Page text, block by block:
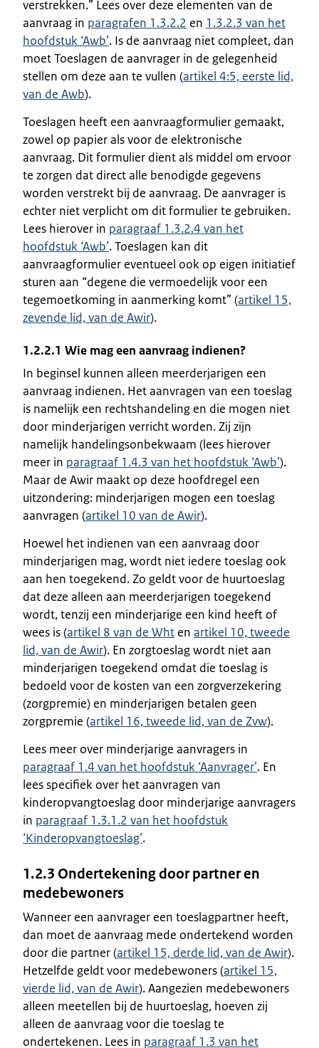
verstrekken.” Lees over deze elementen van de
aanvraag in paragrafen 1.3.2.2 en 1.3.2.3 van het
hoofdstuk ‘Awb’. Is de aanvraag niet compleet, dan
moet Toeslagen de aanvrager in de gelegenheid
stellen om deze aan te vullen (artikel 4:5, eerste lid,
van de Awb).
Toeslagen heeft een aanvraagformulier gemaakt,
zowel op papier als voor de elektronische
aanvraag. Dit formulier dient als middel om ervoor
te zorgen dat direct alle benodigde gegevens
worden verstrekt bij de aanvraag. De aanvrager is
echter niet verplicht om dit formulier te gebruiken.
Lees hierover in paragraaf 1.3.2.4 van het
hoofdstuk ‘Awb’. Toeslagen kan dit
aanvraagformulier eventueel ook op eigen initiatief
sturen aan “degene die vermoedelijk voor een
tegemoetkoming in aanmerking komt” (artikel 15,
zevende lid, van de Awir).
1.2.2.1 Wie mag een aanvraag indienen?
In beginsel kunnen alleen meerderjarigen een
aanvraag indienen. Het aanvragen van een toeslag
is namelijk een rechtshandeling en die mogen niet
door minderjarigen verricht worden. Zij zijn
namelijk handelingsonbekwaam (lees hierover
meer in paragraaf 1.4.3 van het hoofdstuk ‘Awb’).
Maar de Awir maakt op deze hoofdregel een
uitzondering: minderjarigen mogen een toeslag
aanvragen (artikel 10 van de Awir).
Hoewel het indienen van een aanvraag door
minderjarigen mag, wordt niet iedere toeslag ook
aan hen toegekend. Zo geldt voor de huurtoeslag
dat deze alleen aan meerderjarigen toegekend
wordt, tenzij een minderjarige een kind heeft of
wees is (artikel 8 van de Wht en artikel 10, tweede
lid, van de Awir). En zorgtoeslag wordt niet aan
minderjarigen toegekend omdat die toeslag is
bedoeld voor de kosten van een zorgverzekering
(zorgpremie) en minderjarigen betalen geen
zorgpremie (artikel 16, tweede lid, van de Zvw).
Lees meer over minderjarige aanvragers in
paragraaf 1.4 van het hoofdstuk ‘Aanvrager’. En
lees specifiek over het aanvragen van
kinderopvangtoeslag door minderjarige aanvragers
in paragraaf 1.3.1.2 van het hoofdstuk
‘Kinderopvangtoeslag’.
1.2.3 Ondertekening door partner en
medebewoners
Wanneer een aanvrager een toeslagpartner heeft,
dan moet de aanvraag mede ondertekend worden
door die partner (artikel 15, derde lid, van de Awir).
Hetzelfde geldt voor medebewoners (artikel 15,
vierde lid, van de Awir). Aangezien medebewoners
alleen meetellen bij de huurtoeslag, hoeven zij
alleen de aanvraag voor die toeslag te
ondertekenen. Lees in paragraaf 1.3 van het